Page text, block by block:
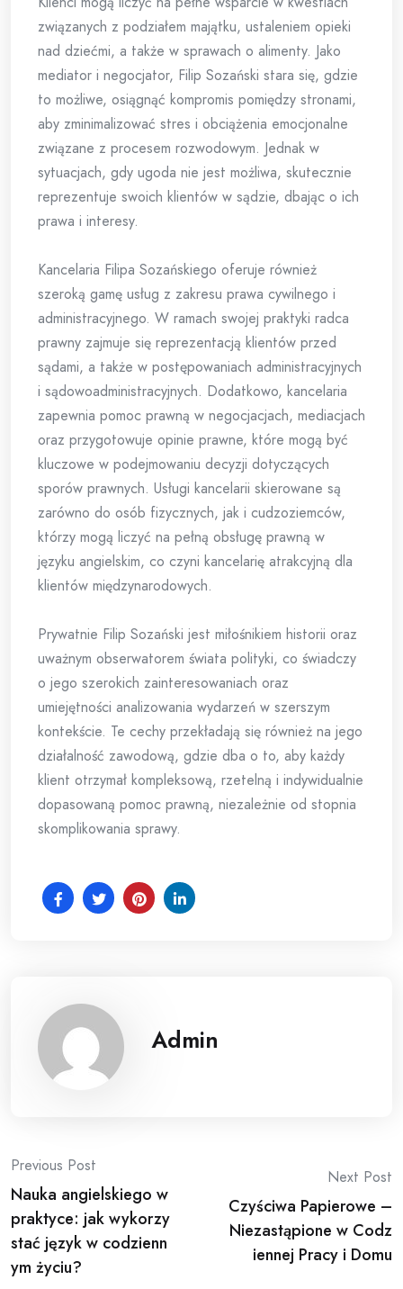
związanych z podziałem majątku, ustaleniem opieki
nad dziećmi, a także w sprawach o alimenty. Jako
mediator i negocjator, Filip Sozański stara się, gdzie
to możliwe, osiągnąć kompromis pomiędzy stronami,
aby zminimalizować stres i obciążenia emocjonalne
związane z procesem rozwodowym. Jednak w
sytuacjach, gdy ugoda nie jest możliwa, skutecznie
reprezentuje swoich klientów w sądzie, dbając o ich
prawa i interesy.
Kancelaria Filipa Sozańskiego oferuje również
szeroką gamę usług z zakresu prawa cywilnego i
administracyjnego. W ramach swojej praktyki radca
prawny zajmuje się reprezentacją klientów przed
sądami, a także w postępowaniach administracyjnych
i sądowoadministracyjnych. Dodatkowo, kancelaria
zapewnia pomoc prawną w negocjacjach, mediacjach
oraz przygotowuje opinie prawne, które mogą być
kluczowe w podejmowaniu decyzji dotyczących
sporów prawnych. Usługi kancelarii skierowane są
zarówno do osób fizycznych, jak i cudzoziemców,
którzy mogą liczyć na pełną obsługę prawną w
języku angielskim, co czyni kancelarię atrakcyjną dla
klientów międzynarodowych.
Prywatnie Filip Sozański jest miłośnikiem historii oraz
uważnym obserwatorem świata polityki, co świadczy
o jego szerokich zainteresowaniach oraz
umiejętności analizowania wydarzeń w szerszym
kontekście. Te cechy przekładają się również na jego
działalność zawodową, gdzie dba o to, aby każdy
klient otrzymał kompleksową, rzetelną i indywidualnie
dopasowaną pomoc prawną, niezależnie od stopnia
skomplikowania sprawy.
Admin
Post
navigation
Previous Post
Nauka angielskiego w
praktyce: jak wykorzy
stać język w codzienn
ym życiu?
Next Post
Czyściwa Papierowe –
Niezastąpione w Codz
iennej Pracy i Domu